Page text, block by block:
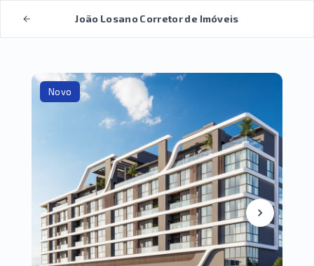
João Losano Corretor de Imóveis
Novo